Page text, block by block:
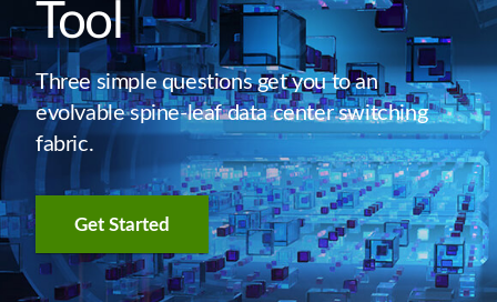
Tool
Three simple questions get you to an
evolvable spine-leaf data center switching
fabric.
Get Started